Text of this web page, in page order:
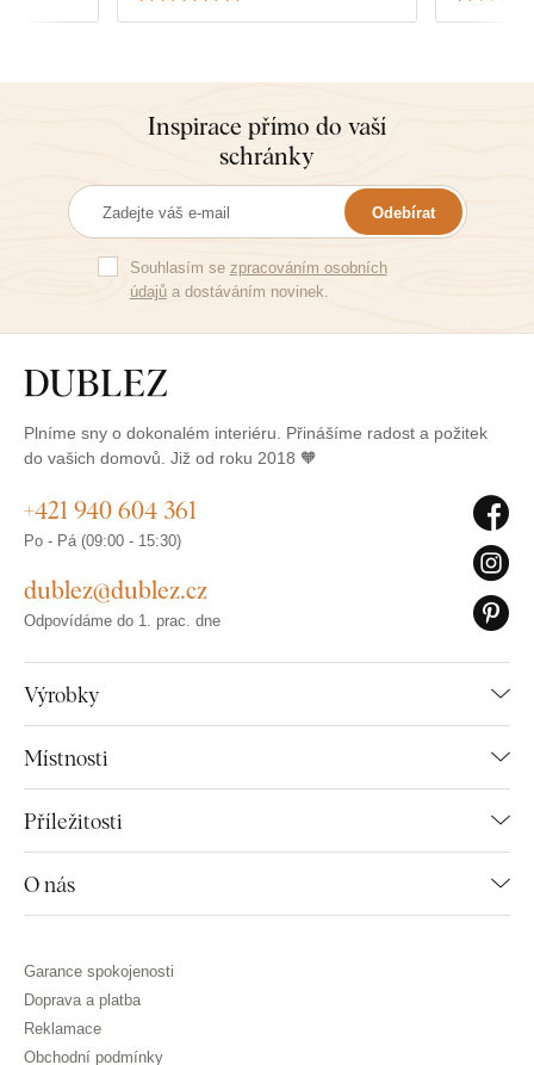
Inspirace přímo do vaší
schránky
Odebírat
Souhlasím se zpracováním osobních
údajůa dostáváním novinek.
Plníme sny o dokonalém interiéru. Přinášíme radost a požitek
do vašich domovů. Již od roku 2018 🧡
Výrobky
Místnosti
Příležitosti
O nás
+421 940 604 361
Po - Pá (09:00 - 15:30)
dublez@dublez.cz
Odpovídáme do 1. prac. dne
Garance spokojenosti
Doprava a platba
Reklamace
Obchodní podmínky